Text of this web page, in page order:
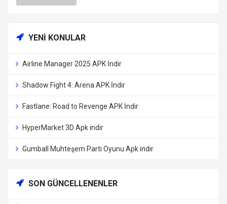
YENI KONULAR
Airline Manager 2025 APK İndir
Shadow Fight 4: Arena APK İndir
Fastlane: Road to Revenge APK İndir
HyperMarket 3D Apk indir
Gumball Muhteşem Parti Oyunu Apk indir
SON GÜNCELLENENLER